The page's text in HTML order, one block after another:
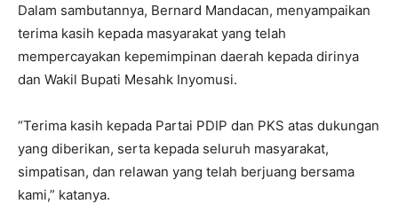
Dalam sambutannya, Bernard Mandacan, menyampaikan
terima kasih kepada masyarakat yang telah
mempercayakan kepemimpinan daerah kepada dirinya
dan Wakil Bupati Mesahk Inyomusi.
“Terima kasih kepada Partai PDIP dan PKS atas dukungan
yang diberikan, serta kepada seluruh masyarakat,
simpatisan, dan relawan yang telah berjuang bersama
kami,” katanya.